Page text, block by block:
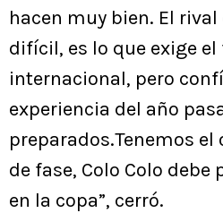
hacen muy bien. El
difícil, es lo que exige
internacional, pero
experiencia del año
preparados.Tenemos
de fase, Colo Colo debe
en la copa”, cerró.